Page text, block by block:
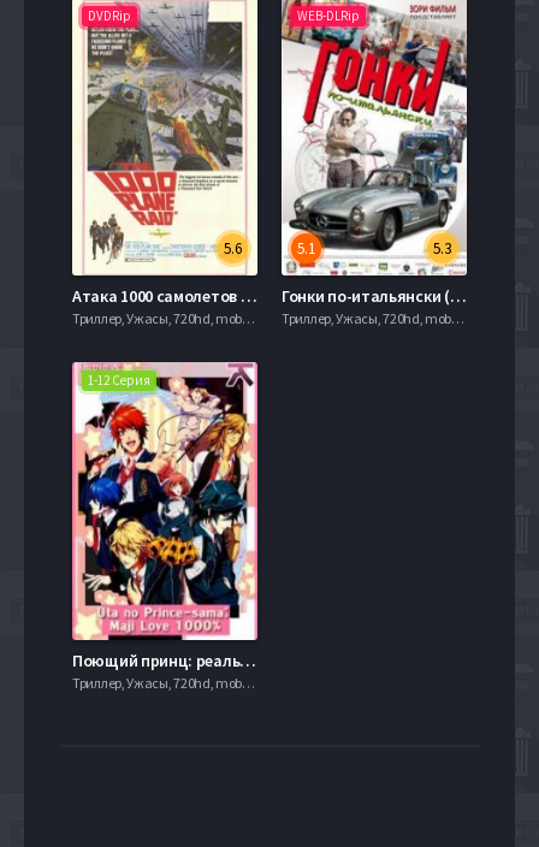
DVDRip
5.6
Атака 1000 самолетов (1969)
Триллер, Ужасы, 720hd, mobilen,
WEB-DLRip
5.3
5.1
Гонки по-итальянски (2015)
Триллер, Ужасы, 720hd, mobilen,
1-12 Серия
Поющий принц: реально 1000% любовь (2011)
Триллер, Ужасы, 720hd, mobilen,